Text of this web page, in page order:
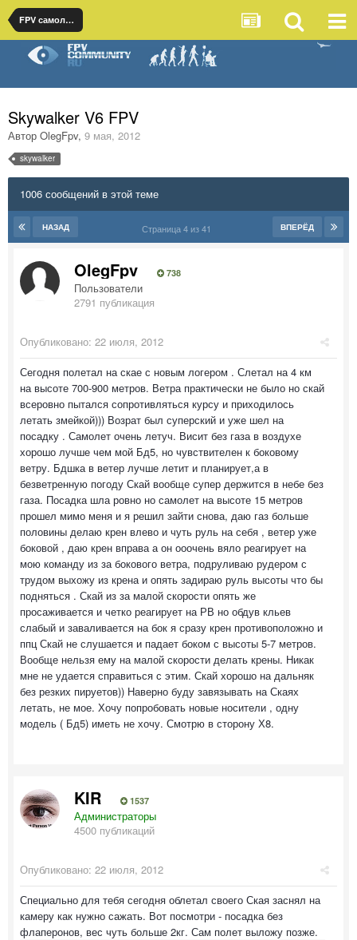
FPV самолеты
Skywalker V6 FPV
Автор OlegFpv, 9 мая, 2012
skywalker
1006 сообщений в этой теме
НАЗАД ВПЕРЁД
Страница 4 из 41
OlegFpv 738
Пользователи
2791 публикация
Опубликовано: 22 июля, 2012
Сегодня полетал на скае с новым логером . Слетал на 4 км
на высоте 700-900 метров. Ветра практически не было но скай
всеровно пытался сопротивляться курсу и приходилось
летать змейкой))) Возрат был суперский и уже шел на
посадку . Самолет очень летуч. Висит без газа в воздухе
хорошо лучше чем мой Бд5, но чувствителен к боковому
ветру. Бдшка в ветер лучше летит и планирует,а в
безветренную погоду Скай вообще супер держится в небе без
газа. Посадка шла ровно но самолет на высоте 15 метров
прошел мимо меня и я решил зайти снова, даю газ больше
половины делаю крен влево и чуть руль на себя , ветер уже
боковой , даю крен вправа а он ооочень вяло реагирует на
мою команду из за бокового ветра, подруливаю рудером с
трудом выхожу из крена и опять задираю руль высоты что бы
подняться . Скай из за малой скорости опять же
просаживается и четко реагирует на РВ но обдув кльев
слабый и заваливается на бок я сразу крен противоположно и
ппц Скай не слушается и падает боком с высоты 5-7 метров.
Вообще нельзя ему на малой скорости делать крены. Никак
мне не удается справиться с этим. Скай хорошо на дальняк
без резких пируетов)) Наверно буду завязывать на Скаях
летать, не мое. Хочу попробовать новые носители , одну
модель ( Бд5) иметь не хочу. Смотрю в сторону Х8.
KIR 1537
Администраторы
4500 публикаций
Опубликовано: 22 июля, 2012
Специально для тебя сегодня облетал своего Ская заснял на
камеру как нужно сажать. Вот посмотри - посадка без
флаперонов, вес чуть больше 2кг. Сам полет выложу позже.